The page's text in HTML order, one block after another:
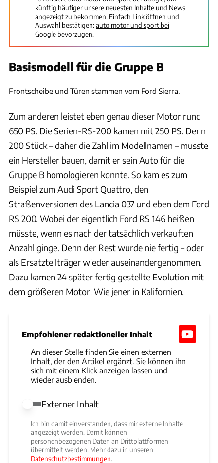
künftig häufiger unsere neuesten Inhalte und News
angezeigt zu bekommen. Einfach Link öffnen und
Auswahl bestätigen:auto motor und sport bei
Google bevorzugen.
Basismodell für die Gruppe B
Frontscheibe und Türen stammen vom Ford Sierra.
Zum anderen leistet eben genau dieser Motor rund
650 PS. Die Serien-RS-200 kamen mit 250 PS. Denn
200 Stück – daher die Zahl im Modellnamen – musste
ein Hersteller bauen, damit er sein Auto für die
Gruppe B homologieren konnte. So kam es zum
Beispiel zum Audi Sport Quattro, den
Straßenversionen des Lancia 037 und eben dem Ford
RS 200. Wobei der eigentlich Ford RS 146 heißen
müsste, wenn es nach der tatsächlich verkauften
Anzahl ginge. Denn der Rest wurde nie fertig – oder
als Ersatzteilträger wieder auseinandergenommen.
Dazu kamen 24 später fertig gestellte Evolution mit
dem größeren Motor. Wie jener in Kalifornien.
Empfohlener redaktioneller Inhalt
An dieser Stelle finden Sie einen externen
Inhalt, der den Artikel ergänzt. Sie können ihn
sich mit einem Klick anzeigen lassen und
wieder ausblenden.
Externer Inhalt erlauben
Externer Inhalt
Ich bin damit einverstanden, dass mir externe Inhalte
angezeigt werden. Damit können
personenbezogenen Daten an Drittplattformen
übermittelt werden. Mehr dazu in unseren
Datenschutzbestimmungen.